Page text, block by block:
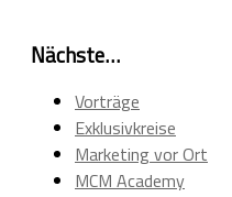
Nächste…
Vorträge
Exklusivkreise
Marketing vor Ort
MCM Academy